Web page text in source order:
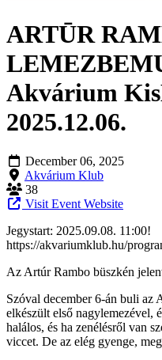
ARTŪR
Akvárium
2025.12.06.
December 06, 2025
Akvárium Klub
38
Visit Event Website
Jegystart: 2025.09.08. 11:00!
https://akvariumklub.hu/
Az Artúr Rambo büszkén
Szóval december 6-án buli
elkészült első nagylemezével,
halálos, és ha zenélésről van
viccet. De az elég gyenge,